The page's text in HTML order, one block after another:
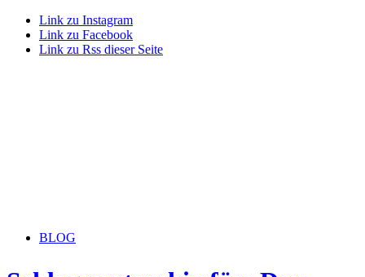
Link zu Instagram
Link zu Facebook
Link zu Rss dieser Seite
BLOG